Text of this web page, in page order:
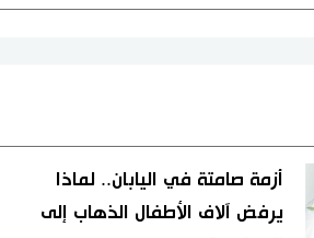
أزمة صامتة في اليابان.. لماذا
يرفض آلاف الأطفال الذهاب إلى